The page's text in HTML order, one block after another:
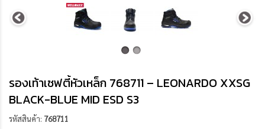
รองเท้าเซฟตี้หัวเหล็ก 768711 – LEONARDO XXSG
BLACK-BLUE MID ESD S3
รหัสสินค้า: 768711